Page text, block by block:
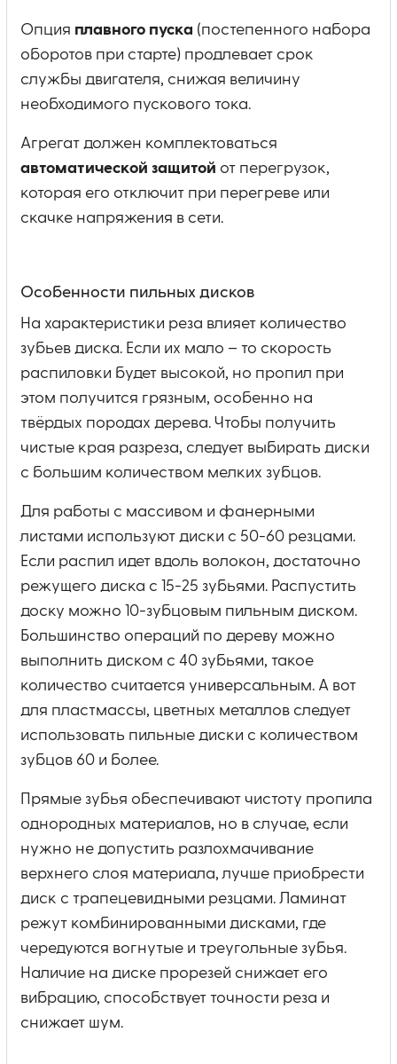
Опция плавного пуска (постепенного набора
оборотов при старте) продлевает срок
службы двигателя, снижая величину
необходимого пускового тока.
Агрегат должен комплектоваться
автоматической защитой от перегрузок,
которая его отключит при перегреве или
скачке напряжения в сети.
Особенности пильных дисков
На характеристики реза влияет количество
зубьев диска. Если их мало – то скорость
распиловки будет высокой, но пропил при
этом получится грязным, особенно на
твёрдых породах дерева. Чтобы получить
чистые края разреза, следует выбирать диски
с большим количеством мелких зубцов.
Для работы с массивом и фанерными
листами используют диски с 50-60 резцами.
Если распил идет вдоль волокон, достаточно
режущего диска с 15-25 зубьями. Распустить
доску можно 10-зубцовым пильным диском.
Большинство операций по дереву можно
выполнить диском с 40 зубьями, такое
количество считается универсальным. А вот
для пластмассы, цветных металлов следует
использовать пильные диски с количеством
зубцов 60 и более.
Прямые зубья обеспечивают чистоту пропила
однородных материалов, но в случае, если
нужно не допустить разлохмачивание
верхнего слоя материала, лучше приобрести
диск с трапецевидными резцами. Ламинат
режут комбинированными дисками, где
чередуются вогнутые и треугольные зубья.
Наличие на диске прорезей снижает его
вибрацию, способствует точности реза и
снижает шум.